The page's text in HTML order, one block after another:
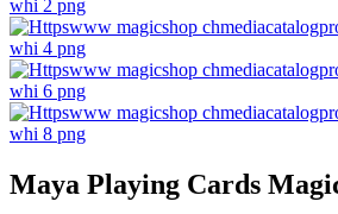
Maya Playing Cards